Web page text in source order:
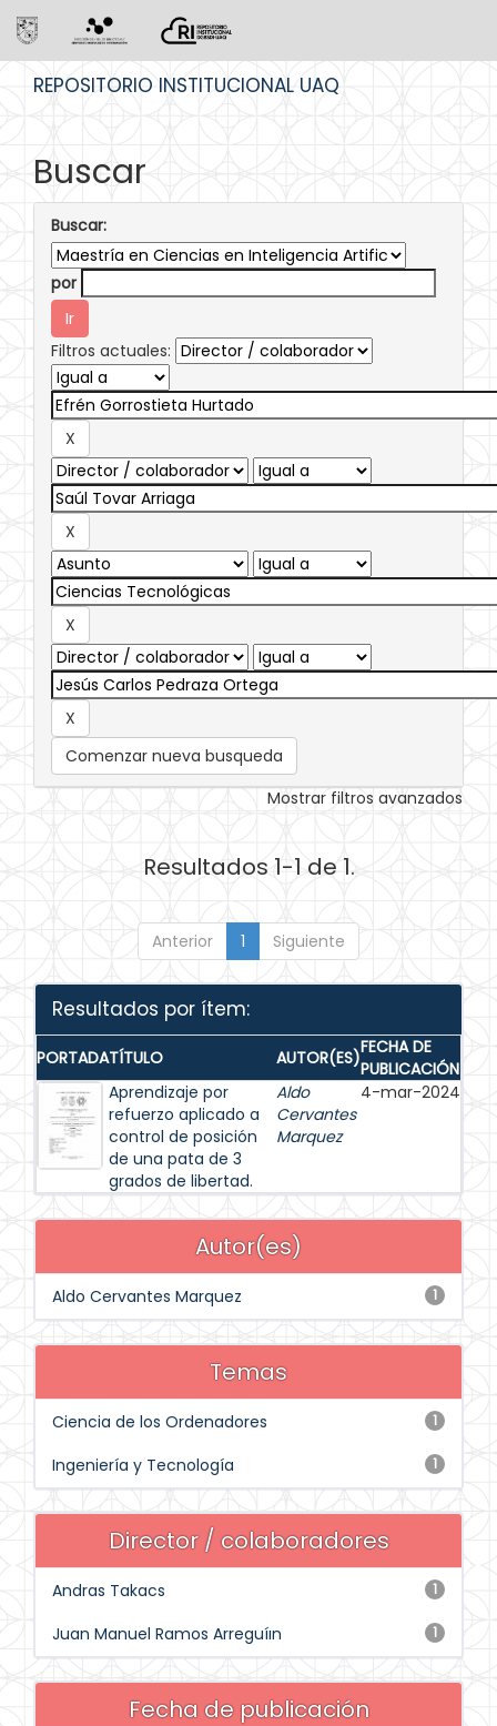
REPOSITORIO INSTITUCIONAL UAQ
Buscar
Buscar:
por
Filtros actuales:
Comenzar nueva busqueda
Mostrar filtros avanzados
Resultados 1-1 de 1.
Anterior 1 Siguiente
Resultados por ítem:
PORTADATÍTULO AUTOR(ES)FECHA DE
PUBLICACIÓN
Aprendizaje por
refuerzo aplicado a
control de posición
de una pata de 3
grados de libertad.
Aldo
Cervantes
Marquez
4-mar-2024
Autor(es)
1
Aldo Cervantes Marquez
Temas
1
Ciencia de los Ordenadores
1
Ingeniería y Tecnología
Director / colaboradores
1
Andras Takacs
1
Juan Manuel Ramos Arreguíın
Fecha de publicación